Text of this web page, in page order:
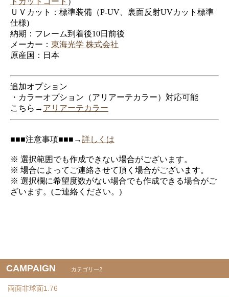
ＵＶカット：標準装備（P-UV、裏面反射UVカット標準
仕様)
納期：フレーム到着後10日前後
メーカー： 東海光学 株式会社
原産国：日本
追加オプション
・カラーオプション（アリアーテカラー）対応可能
こちら→ アリアーテカラー
■■■注意事項■■■→詳しくは
※ 選択範囲でも作成できない場合がございます。
※ 場合によってご連絡させて頂く場合がございます。
※ 選択欄に希望度数がない場合でも作成できる場合がご
ざいます。(ご連絡ください。)
CAMPAIGN カテゴリー2
両面非球面1.76